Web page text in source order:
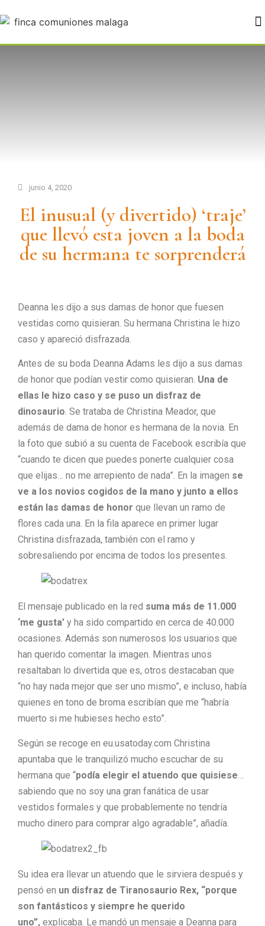
junio 4, 2020
El inusual (y divertido) ‘traje’
que llevó esta joven a la boda
de su hermana te sorprenderá
Deanna les dijo a sus damas de honor que fuesen
vestidas como quisieran. Su hermana Christina le hizo
caso y apareció disfrazada.
Antes de su boda Deanna Adams les dijo a sus damas
de honor que podían vestir como quisieran. Una de
ellas le hizo caso y se puso un disfraz de
dinosaurio. Se trataba de Christina Meador, que
además de dama de honor es hermana de la novia. En
la foto que subió a su cuenta de Facebook escribía que
“cuando te dicen que puedes ponerte cualquier cosa
que elijas… no me arrepiento de nada”. En la imagen se
ve a los novios cogidos de la mano y junto a ellos
están las damas de honor que llevan un ramo de
flores cada una. En la fila aparece en primer lugar
Christina disfrazada, también con el ramo y
sobresaliendo por encima de todos los presentes.
El mensaje publicado en la red suma más de 11.000
‘me gusta’ y ha sido compartido en cerca de 40.000
ocasiones. Además son numerosos los usuarios que
han querido comentar la imagen. Mientras unos
resaltaban lo divertida que es, otros destacaban que
“no hay nada mejor que ser uno mismo”, e incluso, había
quienes en tono de broma escribían que me “habría
muerto si me hubieses hecho esto”.
Según se recoge en eu.usatoday.com Christina
apuntaba que le tranquilizó mucho escuchar de su
hermana que “podía elegir el atuendo que quisiese
sabiendo que no soy una gran fanática de usar
vestidos formales y que probablemente no tendría
mucho dinero para comprar algo agradable”, añadía.
Su idea era llevar un atuendo que le sirviera después y
pensó en un disfraz de Tiranosaurio Rex, “porque
son fantásticos y siempre he querido
uno”, explicaba. Le mandó un mensaje a Deanna para